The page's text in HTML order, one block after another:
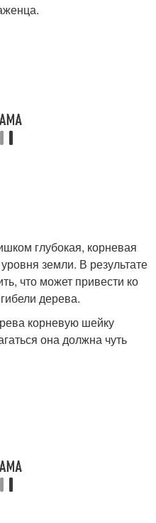
глубокая, корневая
земли. В результате
что может привести ко
дерева.
корневую шейку
она должна чуть